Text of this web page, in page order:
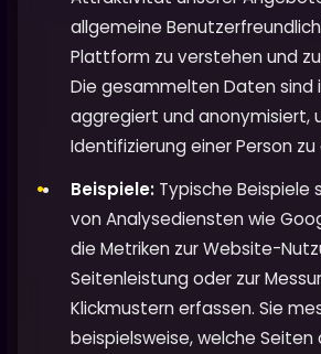
allgemeine
Plattform zu verstehen und
Die gesammelten Daten sind
aggregiert und anonymisiert,
Identifizierung einer Person
Beispiele: Typische Beispiele
von Analysediensten wie
die Metriken zur Website-
Seitenleistung oder zur
Klickmustern erfassen. Sie
beispielsweise, welche